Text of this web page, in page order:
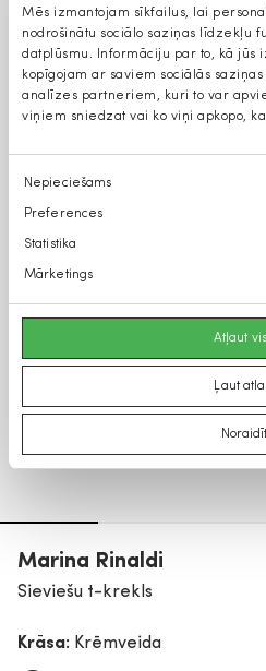
Mēs izmantojam sīkfailus, lai
nodrošinātu sociālo saziņas līdzekļu
datplūsmu. Informāciju par to, kā jūs
kopīgojam ar saviem sociālās
analīzes partneriem, kuri to var
viņiem sniedzat vai ko viņi apkopo,
Piekrišanas
izvēle
Nepieciešams
Preferences
Statistika
Mārketings
Atļaut
Ļaut
Noraidīt
Marina Rinaldi
Sieviešu t-krekls
Krāsa: Krēmveida